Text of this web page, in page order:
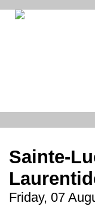
Sainte-
Friday, 07